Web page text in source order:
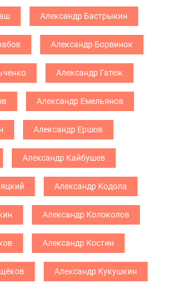
Александр Бастрыкин
Александр Борвинок
Александр Гатеж
Александр Емельянов
Александр Ершов
Александр Кайбушев
Александр Кодола
Александр Колоколов
Александр Костин
Александр Кукушкин